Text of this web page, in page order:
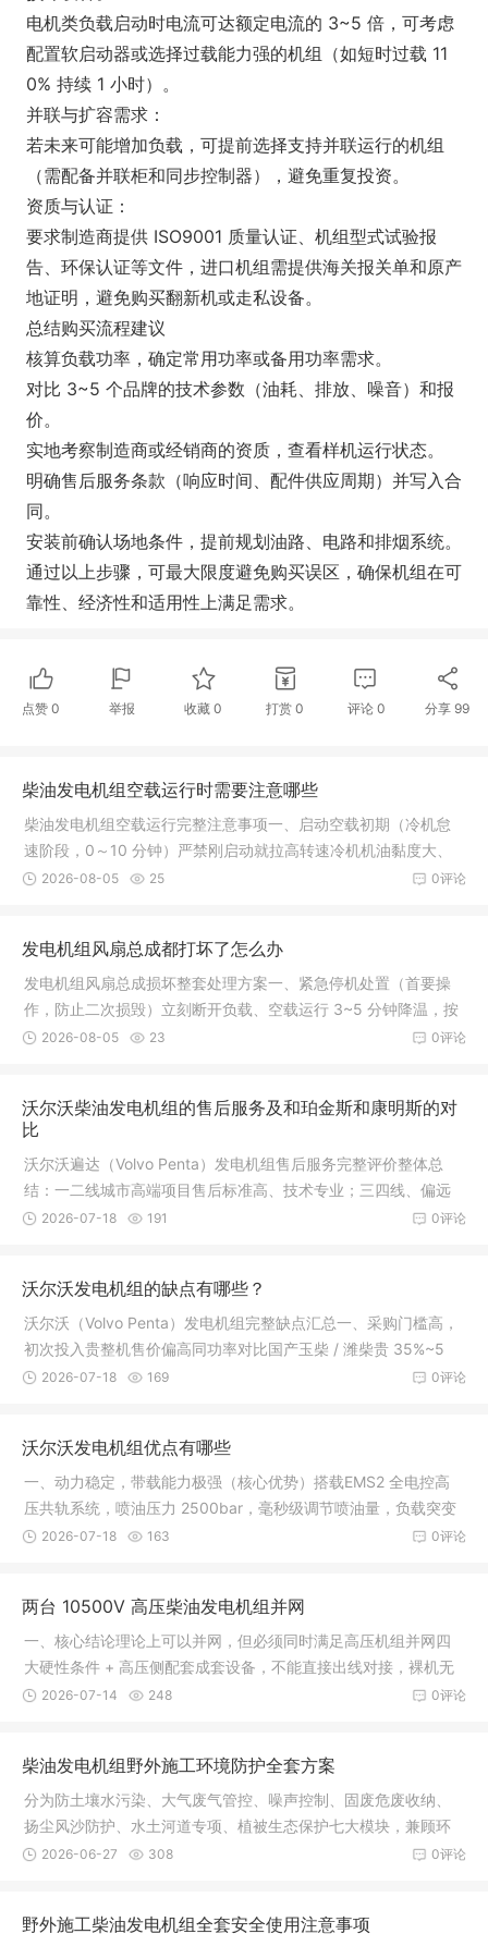
电机类负载启动时电流可达额定电流的 3~5 倍，可考虑
配置软启动器或选择过载能力强的机组（如短时过载 11
0% 持续 1 小时）。
并联与扩容需求：
若未来可能增加负载，可提前选择支持并联运行的机组
（需配备并联柜和同步控制器），避免重复投资。
资质与认证：
要求制造商提供 ISO9001 质量认证、机组型式试验报
告、环保认证等文件，进口机组需提供海关报关单和原产
地证明，避免购买翻新机或走私设备。
总结购买流程建议
核算负载功率，确定常用功率或备用功率需求。
对比 3~5 个品牌的技术参数（油耗、排放、噪音）和报
价。
实地考察制造商或经销商的资质，查看样机运行状态。
明确售后服务条款（响应时间、配件供应周期）并写入合
同。
安装前确认场地条件，提前规划油路、电路和排烟系统。
通过以上步骤，可最大限度避免购买误区，确保机组在可
靠性、经济性和适用性上满足需求。
点赞 0 举报 收藏0 打赏 0 评论 0 分享99
‌柴油发电机组空载运行时需要注意哪些
柴油发电机组空载运行完整注意事项一、启动空载初期（冷机怠
速阶段，0～10 分钟）严禁刚启动就拉高转速冷机机油黏度大、
各摩擦副润滑未建立，直接猛踩油门提速，易造成曲轴、轴瓦、
0评论
2026-08-05 25
发电机组风扇总成都打坏了怎么办
发电机组风扇总成损坏整套处理方案一、紧急停机处置（首要操
作，防止二次损毁）立刻断开负载、空载运行 3~5 分钟降温，按
下紧急停机键停机，切断电瓶总电源，杜绝带病运转。损坏风扇
0评论
2026-08-05 23
沃尔沃柴油发电机组的售后服务及和珀金斯和康明斯的对
比
沃尔沃遍达（Volvo Penta）发电机组售后服务完整评价整体总
结：一二线城市高端项目售后标准高、技术专业；三四线、偏远
工地短板明显，配件贵、维修门槛高，适合有预算、固定运维团
0评论
2026-07-18 191
沃尔沃发电机组的缺点有哪些？
沃尔沃（Volvo Penta）发电机组完整缺点汇总一、采购门槛高，
初次投入贵整机售价偏高同功率对比国产玉柴 / 潍柴贵 35%~5
0%；对比珀金斯、康明斯合资机型贵 15%~25%，前期一次性投
0评论
2026-07-18 169
沃尔沃发电机组优点有哪些
一、动力稳定，带载能力极强（核心优势）搭载EMS2 全电控高
压共轨系统，喷油压力 2500bar，毫秒级调节喷油量，负载突变
响应极快。低惯量增压器，突加负载恢复快，瞬态电压、频率波
0评论
2026-07-18 163
两台 10500V 高压柴油发电机组并网
一、核心结论理论上可以并网，但必须同时满足高压机组并网四
大硬性条件 + 高压侧配套成套设备，不能直接出线对接，裸机无
法直接并联。10.5kV（10500V）属于中高压发电机组，并网要
0评论
2026-07-14 248
柴油发电机组野外施工环境防护全套方案
分为防土壤水污染、大气废气管控、噪声控制、固废危废收纳、
扬尘风沙防护、水土河道专项、植被生态保护七大模块，兼顾环
保检查合规与现场实操。一、防渗防漏，杜绝油污污染土壤、地
0评论
2026-06-27 308
野外施工柴油发电机组全套安全使用注意事项